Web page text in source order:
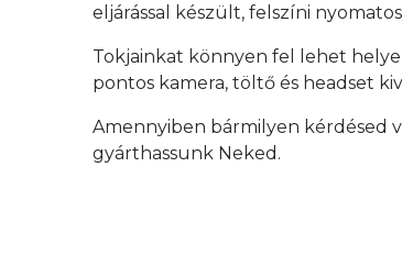
eljárással készült, felszíni
Tokjainkat könnyen fel lehet
pontos kamera, töltő és headset
Amennyiben bármilyen kérdésed
gyárthassunk Neked.